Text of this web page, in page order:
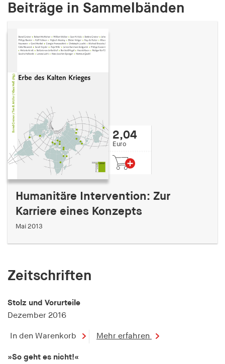
Beiträge in Sammelbänden
2,04
Euro
Humanitäre Intervention: Zur
Karriere eines Konzepts
Mai 2013
Zeitschriften
Stolz und Vorurteile
Dezember 2016
In den Warenkorb Mehr erfahren
»So geht es nicht!«